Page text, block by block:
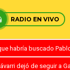
RADIO EN VIVO
habría buscado
dejó de seguir a